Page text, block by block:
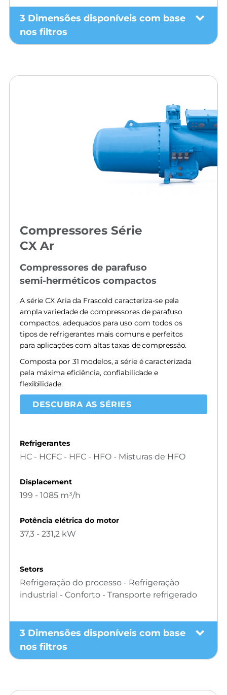
3 Dimensões disponíveis com base
nos filtros
Compressores Série
CX Ar
Compressores de parafuso
semi-herméticos compactos
A série CX Aria da Frascold caracteriza-se pela
ampla variedade de compressores de parafuso
compactos, adequados para uso com todos os
tipos de refrigerantes mais comuns e perfeitos
para aplicações com altas taxas de compressão.
Composta por 31 modelos, a série é caracterizada
pela máxima eficiência, confiabilidade e
flexibilidade.
DESCUBRA AS SÉRIES
Refrigerantes
HC - HCFC - HFC - HFO - Misturas de HFO
Displacement
199 - 1085 m³/h
Potência elétrica do motor
37,3 - 231,2 kW
Setors
Refrigeração do processo - Refrigeração
industrial - Conforto - Transporte refrigerado
3 Dimensões disponíveis com base
nos filtros